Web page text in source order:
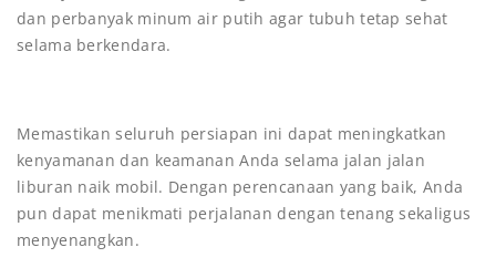
dan perbanyak minum air putih agar tubuh tetap sehat
selama berkendara.
Memastikan seluruh persiapan ini dapat meningkatkan
kenyamanan dan keamanan Anda selama jalan jalan
liburan naik mobil. Dengan perencanaan yang baik, Anda
pun dapat menikmati perjalanan dengan tenang sekaligus
menyenangkan.